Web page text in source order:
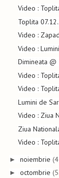
Video :
Toplita
Video :
Video :
Dimineata @
Video :
Video :
Lumini de
Video : Ziua
Ziua
Video :
► noiembrie
► octombrie